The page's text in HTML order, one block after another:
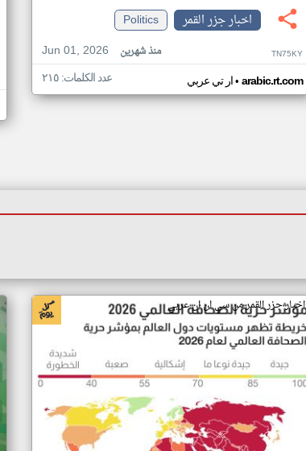
اخبار جزر القمر
Politics
Jun 01, 2026
منذ شهرين TN75KY
ار تي عربي• arabic.rt.com عدد الكلمات: ٢١٥
اخبار جزر القمر من سي ان ان عربي